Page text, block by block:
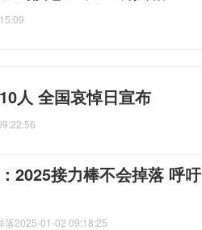
人 全国哀悼日宣布
2025接力棒不会掉落 呼吁
落2025-01-02 09:18:25